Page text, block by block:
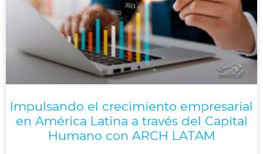
Impulsando el crecimiento empresarial
en América Latina a través del Capital
Humano con ARCH LATAM